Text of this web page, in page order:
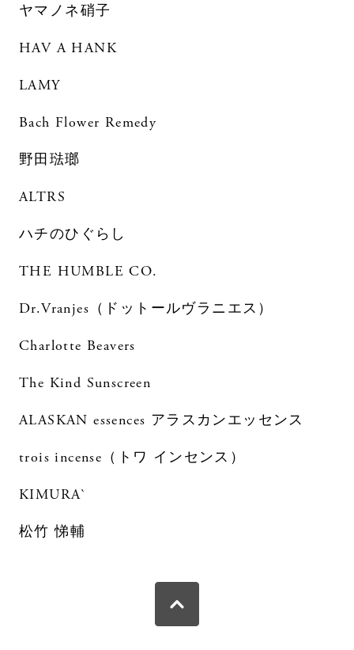
ヤマノネ硝子
HAV A HANK
LAMY
Bach Flower Remedy
野田琺瑯
ALTRS
ハチのひぐらし
THE HUMBLE CO.
Dr.Vranjes（ドットールヴラニエス）
Charlotte Beavers
The Kind Sunscreen
ALASKAN essences アラスカンエッセンス
trois incense（トワ インセンス）
KIMURA`
松竹 悌輔